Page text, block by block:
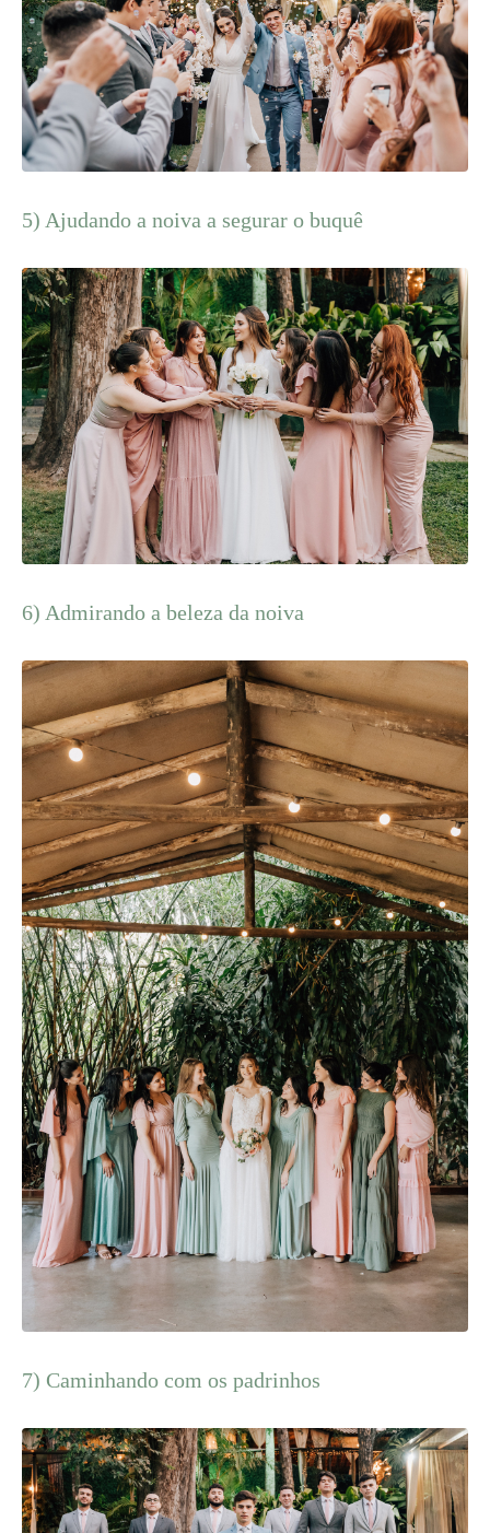
5) Ajudando a noiva a segurar o buquê
6) Admirando a beleza da noiva
7) Caminhando com os padrinhos